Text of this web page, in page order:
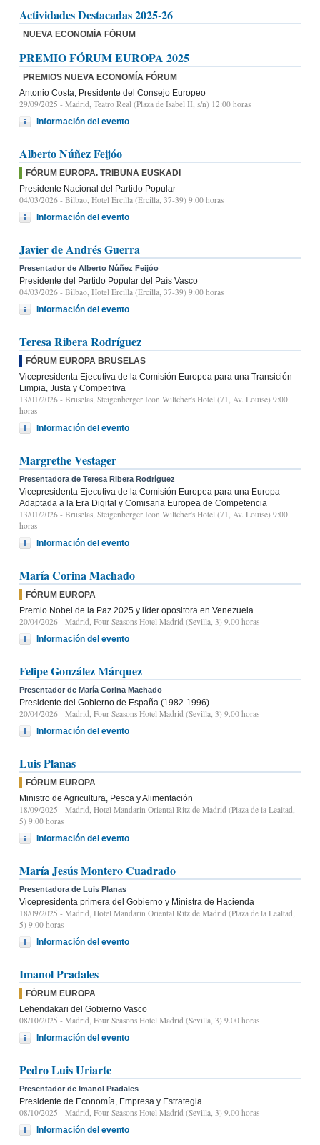
Actividades Destacadas 2025-26
NUEVA ECONOMÍA FÓRUM
PREMIO FÓRUM EUROPA 2025
PREMIOS NUEVA ECONOMÍA FÓRUM
Antonio Costa, Presidente del Consejo Europeo
29/09/2025 - Madrid, Teatro Real (Plaza de Isabel II, s/n) 12:00 horas
Información del evento
Alberto Núñez Feijóo
FÓRUM EUROPA. TRIBUNA EUSKADI
Presidente Nacional del Partido Popular
04/03/2026 - Bilbao, Hotel Ercilla (Ercilla, 37-39) 9:00 horas
Información del evento
Javier de Andrés Guerra
Presentador de Alberto Núñez Feijóo
Presidente del Partido Popular del País Vasco
04/03/2026 - Bilbao, Hotel Ercilla (Ercilla, 37-39) 9:00 horas
Información del evento
Teresa Ribera Rodríguez
FÓRUM EUROPA BRUSELAS
Vicepresidenta Ejecutiva de la Comisión Europea para una Transición
Limpia, Justa y Competitiva
13/01/2026 - Bruselas, Steigenberger Icon Wiltcher's Hotel (71, Av. Louise) 9:00
horas
Información del evento
Margrethe Vestager
Presentadora de Teresa Ribera Rodríguez
Vicepresidenta Ejecutiva de la Comisión Europea para una Europa
Adaptada a la Era Digital y Comisaria Europea de Competencia
13/01/2026 - Bruselas, Steigenberger Icon Wiltcher's Hotel (71, Av. Louise) 9:00
horas
Información del evento
María Corina Machado
FÓRUM EUROPA
Premio Nobel de la Paz 2025 y líder opositora en Venezuela
20/04/2026 - Madrid, Four Seasons Hotel Madrid (Sevilla, 3) 9.00 horas
Información del evento
Felipe González Márquez
Presentador de María Corina Machado
Presidente del Gobierno de España (1982-1996)
20/04/2026 - Madrid, Four Seasons Hotel Madrid (Sevilla, 3) 9.00 horas
Información del evento
Luis Planas
FÓRUM EUROPA
Ministro de Agricultura, Pesca y Alimentación
18/09/2025 - Madrid, Hotel Mandarin Oriental Ritz de Madrid (Plaza de la Lealtad,
5) 9:00 horas
Información del evento
María Jesús Montero Cuadrado
Presentadora de Luis Planas
Vicepresidenta primera del Gobierno y Ministra de Hacienda
18/09/2025 - Madrid, Hotel Mandarin Oriental Ritz de Madrid (Plaza de la Lealtad,
5) 9:00 horas
Información del evento
Imanol Pradales
FÓRUM EUROPA
Lehendakari del Gobierno Vasco
08/10/2025 - Madrid, Four Seasons Hotel Madrid (Sevilla, 3) 9.00 horas
Información del evento
Pedro Luis Uriarte
Presentador de Imanol Pradales
Presidente de Economía, Empresa y Estrategia
08/10/2025 - Madrid, Four Seasons Hotel Madrid (Sevilla, 3) 9.00 horas
Información del evento